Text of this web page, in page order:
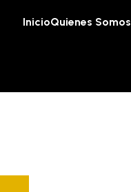
InicioQuienes Somos